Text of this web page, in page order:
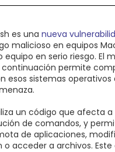
es una nueva
malicioso en equipos
equipo en serio riesgo. El
permite
esos sistemas operativos
un código que afecta
de comandos, y
de aplicaciones,
acceder a archivos. Este